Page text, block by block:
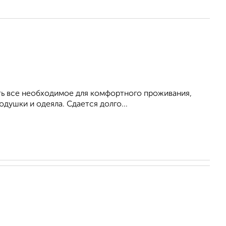
все необходимое для комфортного проживания,
и одеяла. Сдается долго...